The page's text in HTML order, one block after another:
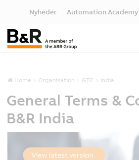
Nyheder Automation Academy
Home Organisation GTC India
General Terms &
B&R India